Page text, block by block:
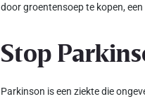
door groentensoep te kopen,
Stop
Parkinson is een ziekte die